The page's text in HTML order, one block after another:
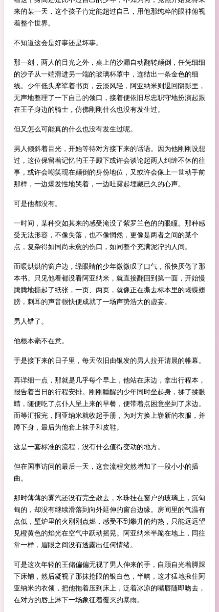
来的某一天，这个孩子肯定能超过自己，用他那纯粹的眼神俯视
着整个世界。
不知道这会是好事还是坏事。
那一刻，两人的目光之外，桌上的沙漏自动翻转颠倒，任凭细细
的沙子从一端滑进另一端的玻璃杯罩中，连结出一条金色的细
线。少年低头摩挲着书页，云淡风轻，阿亚纳米则退回阴影里，
无声地整理了一下自己的领口，接着便依旧尽忠职守地扮演起跟
在王子身边的骑士，仿佛刚刚什么也没有发生过。
但又怎么可能真的什么也没有发生过呢。
男人倾斜着目光，开始等待对方接下来的话语。因为他刚刚设想
过，这位保留着记忆的王子殿下或许会谈论起两人纠缠不休的往
事，或许会嘲笑现在颠倒的身份地位，又或许会像上一世动手前
那样，一边爆发性地哭着，一边吐露起埋藏已久的心声。
可是他都没有。
一时间，某种突如其来的感受淹没了紫罗兰色的的眼瞳。那种感
受无法形容，不像失落，也不像惘然，更像是两者之间的某个
点，复杂得如同尚未愈的伤口，如同整个充满泥泞的人间。
而暖烘烘的窗户边，绿眼睛的少年微微叹了口气，很快厌倦了那
本书。只见他看都没看阿亚纳米，就直接翻回到第一面，开始慢
腾腾地撕起了纸张，一页、两页，就像正在撕去标本里的蝴蝶翅
膀，刺耳的声音很快便成就了一场声势浩大的虚妄。
男人错了。
他根本毫不在意。
于是接下来的日子里，每天依旧由银发的男人拉开清晨的帷幕。
再详细一点，那就是几乎每个早上，他站在床边，拿出行程本，
报告着当日的行程安排。刚刚睡醒的少年同时坐起身，揉了揉眼
睛，随便吃了点仆人呈上来的早餐，便带着点困意坐到了床边。
而等汇报完，阿亚纳米就收起手册，为对方换上崭新的衣服，并
蹲下身，最后为他套上袜子和皮鞋。
这是一套标准的流程，没有什么值得变动的地方。
但在国事访问的最后一天，这套流程突然增加了一段小小的插
曲。
那时薄薄的雾汽还没有完全散去，水珠挂在窗户的玻璃上，沉甸
甸的，却没有继续滑落到向外延伸的窗台边缘。房间里的气温有
点低，壁炉里的火刚刚点燃，感受不到攀升的灼热，只能远远望
见橙黄色的焰光在空气中跃动摇晃。阿亚纳米半跪在地上，同往
常一样，眉眼之间没有透露出任何情绪。
可是这次年轻的王储偏偏无视了男人伸来的手，自顾自光着脚踩
下床铺，然后凝视了那抹抢眼的银白色，半晌，这才猛地揪住阿
亚纳米的衣领，把他拖着压到床上，泛着冰凉的嘴唇随即吻去，
在对方的唇上淋下一场象征着覆灭的暴雨。